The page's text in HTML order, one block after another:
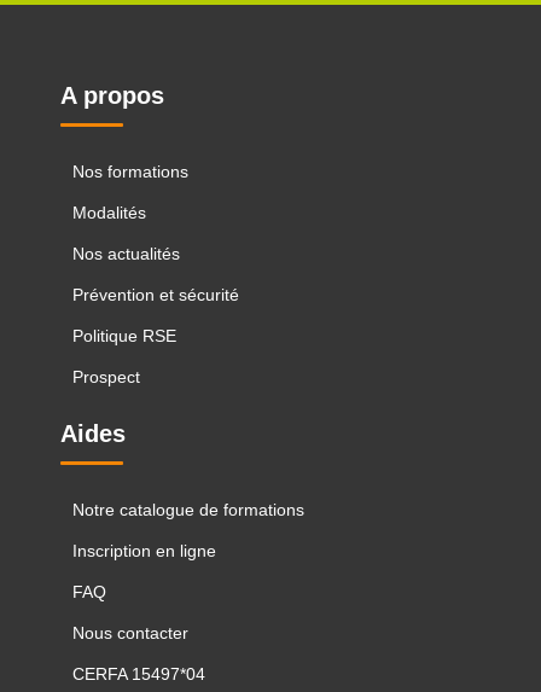
A propos
Nos formations
Modalités
Nos actualités
Prévention et sécurité
Politique RSE
Prospect
Aides
Notre catalogue de formations
Inscription en ligne
FAQ
Nous contacter
CERFA 15497*04